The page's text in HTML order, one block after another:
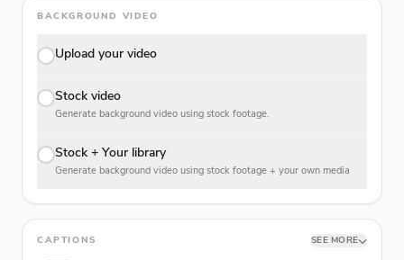
BACKGROUND VIDEO
Upload your video
Stock video
Generate background video using stock footage.
Stock + Your library
Generate background video using stock footage + your own media
CAPTIONS SEE MORE